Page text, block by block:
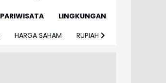
PARIWISATA
LINGKUNGAN
HARGA SAHAM RUPIAH